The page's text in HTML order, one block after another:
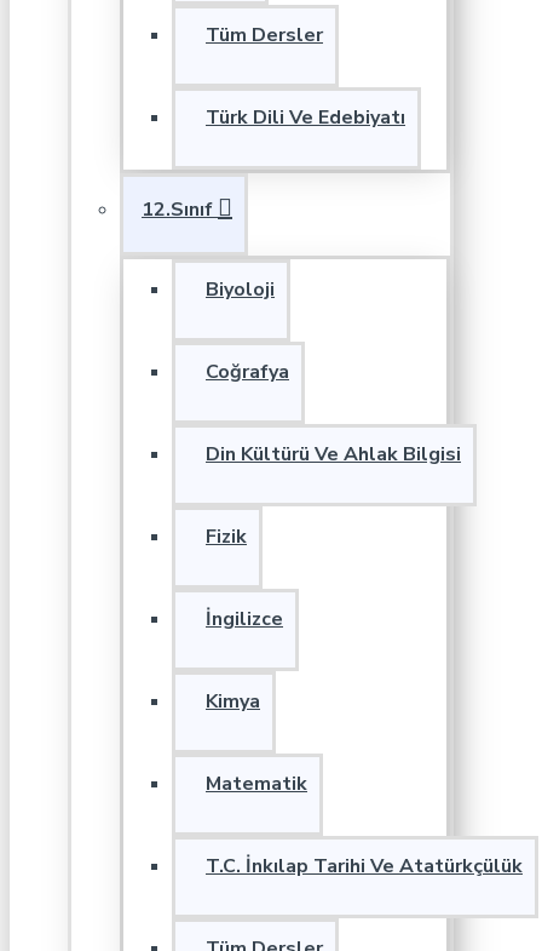
Tüm Dersler
Türk Dili Ve Edebiyatı
12.Sınıf
Biyoloji
Coğrafya
Din Kültürü Ve Ahlak Bilgisi
Fizik
İngilizce
Kimya
Matematik
T.C. İnkılap Tarihi Ve Atatürkçülük